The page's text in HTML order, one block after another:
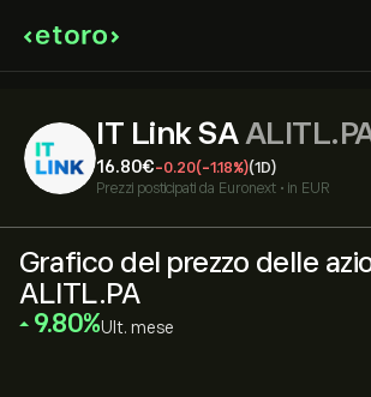
IT Link SA
16.80‎€‎-0.20(-1.18%)(1D)
Prezzi posticipati da Euronext • in EUR
Grafico del prezzo delle
ALITL.PA
‎9.80‎ Ult. mese